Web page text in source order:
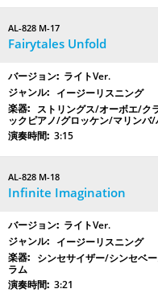
AL-828 M-17
Fairytales Unfold
ライトVer.
イージーリスニング
ストリングス/オーボエ/ク
ックピアノ/グロッケン/マリンバ
3:15
AL-828 M-18
Infinite Imagination
ライトVer.
イージーリスニング
シンセサイザー/シンセベ
ラム
3:21